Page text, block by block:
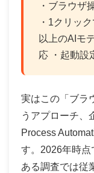
・ブラウザ
・1クリッ
以上のAIモ
応 ・起動設
実はこの「ブラ
うアプローチ、
Process
す。2026年時点
ある調査では従